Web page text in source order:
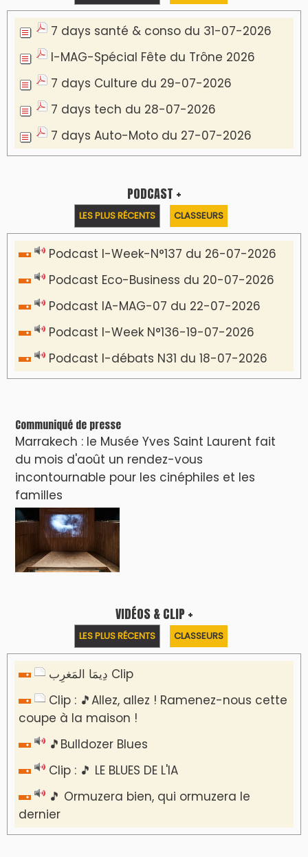
7 days santé & conso du 31-07-2026
I-MAG-Spécial Fête du Trône 2026
7 days Culture du 29-07-2026
7 days tech du 28-07-2026
7 days Auto-Moto du 27-07-2026
PODCAST +
LES PLUS RÉCENTS CLASSEURS
Podcast I-Week-N°137 du 26-07-2026
Podcast Eco-Business du 20-07-2026
Podcast IA-MAG-07 du 22-07-2026
Podcast I-Week N°136-19-07-2026
Podcast I-débats N31 du 18-07-2026
Communiqué de presse
Marrakech : le Musée Yves Saint Laurent fait
du mois d'août un rendez-vous
incontournable pour les cinéphiles et les
familles
VIDÉOS & CLIP +
LES PLUS RÉCENTS CLASSEURS
دِيمَا المَغرِب Clip
Clip : 🎵Allez, allez ! Ramenez-nous cette
coupe à la maison !
🎵Bulldozer Blues
Clip : 🎵 LE BLUES DE L'IA
🎵 Ormuzera bien, qui ormuzera le
dernier